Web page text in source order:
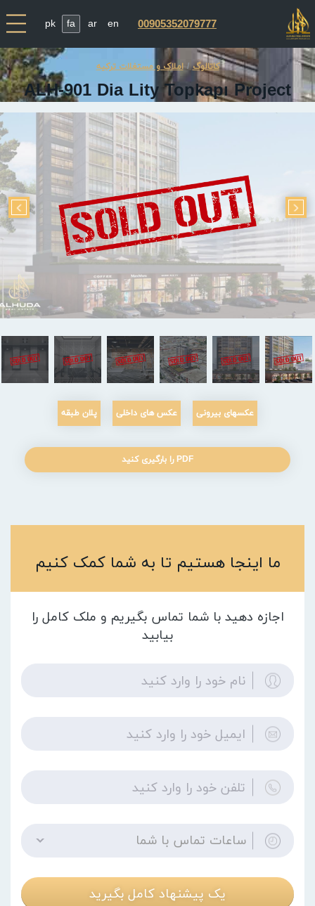
00905352079777
en
ar
fa
pk
کاتالوگ املاک و مستغلات ترکیه
ALH-901 Dia Lity Topkapı Project
عکسهای بیرونی عکس های داخلی پلان طبقه
PDF را بارگیری کنید
ما اینجا هستیم تا به شما کمک کنیم
اجازه دهید با شما تماس بگیریم و ملک کامل را
بیابید
ساعات تماس با شما
یک پیشنهاد کامل بگیرید